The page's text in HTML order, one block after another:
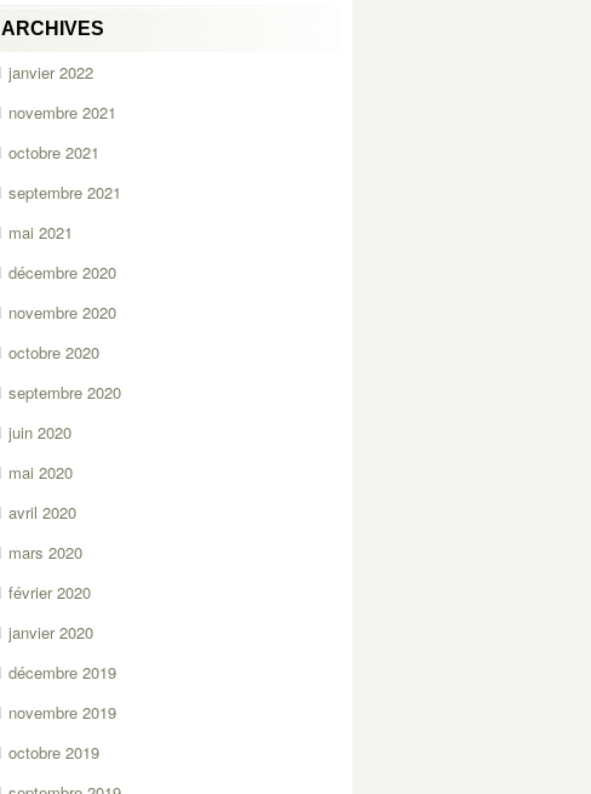
ARCHIVES
janvier 2022
novembre 2021
octobre 2021
septembre 2021
mai 2021
décembre 2020
novembre 2020
octobre 2020
septembre 2020
juin 2020
mai 2020
avril 2020
mars 2020
février 2020
janvier 2020
décembre 2019
novembre 2019
octobre 2019